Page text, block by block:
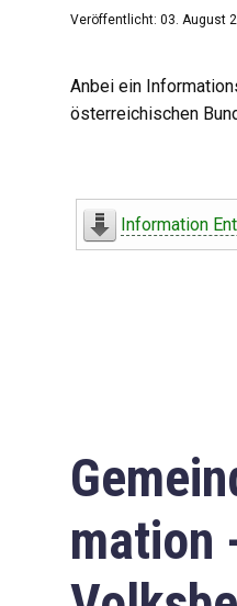
Veröffentlicht: 03. August
Anbei ein
österreichischen
Information
mation